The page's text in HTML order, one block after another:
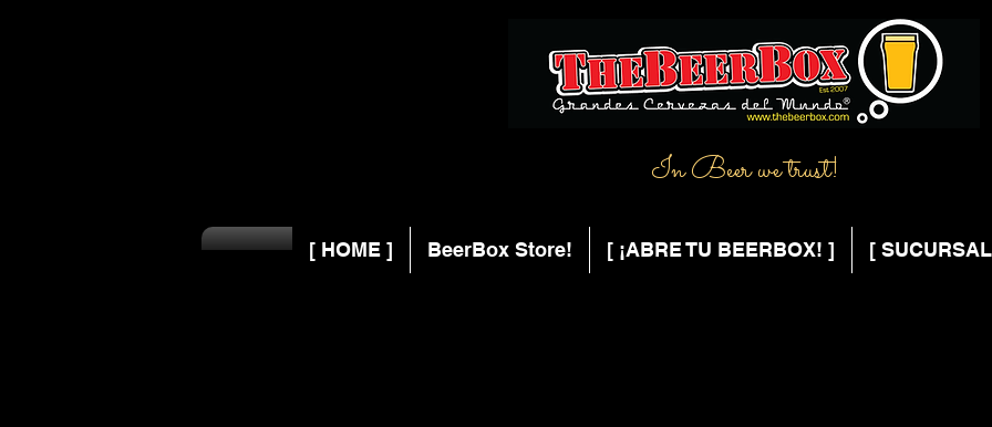
In Beer we trust!
[ HOME ] BeerBox Store! [ ¡ABRE TU BEERBOX! ] [